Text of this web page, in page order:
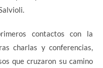
contactos con la
charlas y conferencias,
que cruzaron su camino